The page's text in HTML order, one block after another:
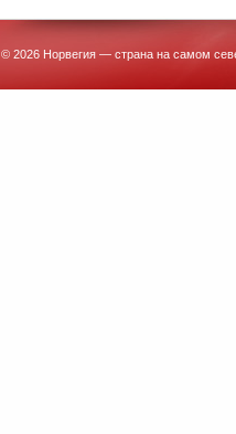
© 2026 Норвегия — страна на самом